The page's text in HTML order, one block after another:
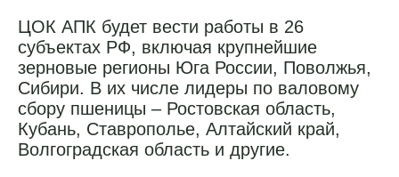
ЦОК АПК будет вести работы в 26
субъектах РФ, включая крупнейшие
зерновые регионы Юга России, Поволжья,
Сибири. В их числе лидеры по валовому
сбору пшеницы – Ростовская область,
Кубань, Ставрополье, Алтайский край,
Волгоградская область и другие.